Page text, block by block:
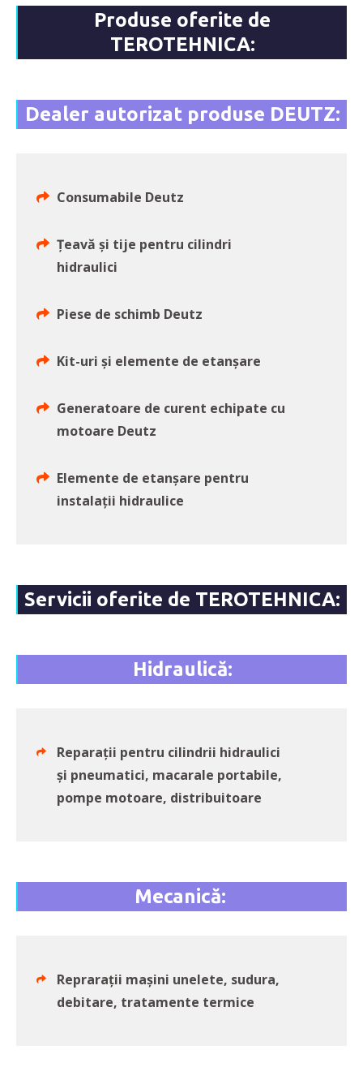
Produse oferite de
TEROTEHNICA:
Dealer autorizat produse DEUTZ:
Consumabile Deutz
Țeavă și tije pentru cilindri
hidraulici
Piese de schimb Deutz
Kit-uri și elemente de etanșare
Generatoare de curent echipate cu
motoare Deutz
Elemente de etanșare pentru
instalații hidraulice
Servicii oferite de TEROTEHNICA:
Hidraulică:
Reparații pentru cilindrii hidraulici
și pneumatici, macarale portabile,
pompe motoare, distribuitoare
Mecanică:
Reprarații mașini unelete, sudura,
debitare, tratamente termice